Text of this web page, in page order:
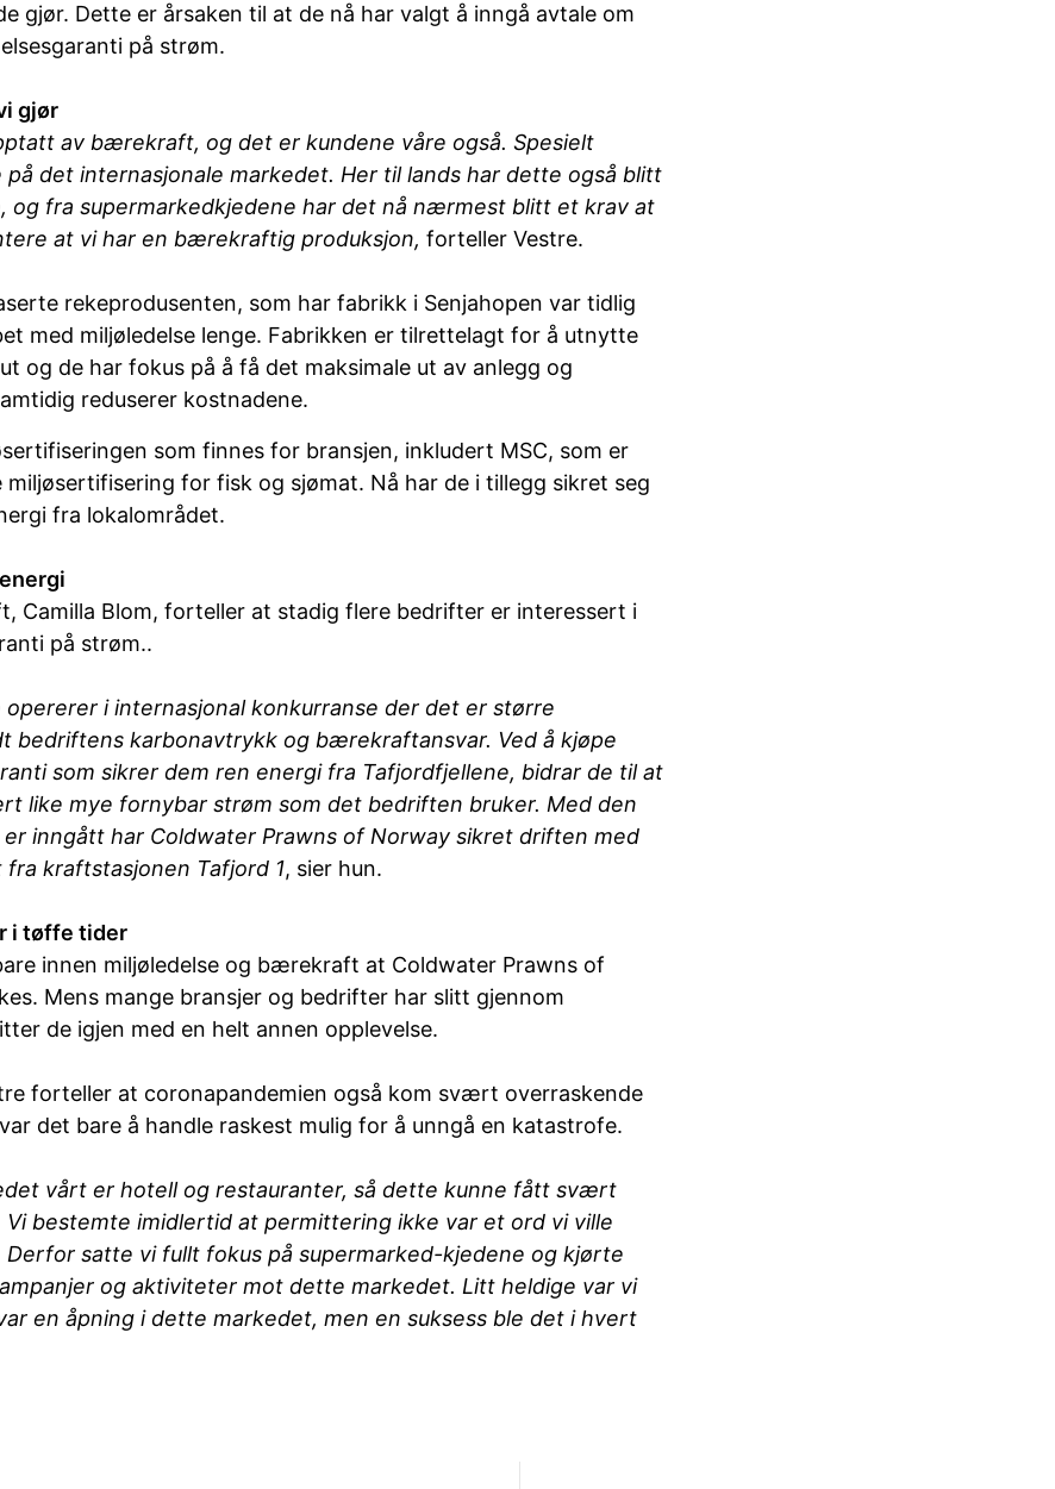
gjør. Dette er årsaken til at de nå har valgt å inngå avtale om
på strøm.
gjør
av bærekraft, og det er kundene våre også. Spesielt
det internasjonale markedet. Her til lands har dette også blitt
og fra supermarkedkjedene har det nå nærmest blitt et krav at
at vi har en bærekraftig produksjon, forteller Vestre.
rekeprodusenten, som har fabrikk i Senjahopen var tidlig
med miljøledelse lenge. Fabrikken er tilrettelagt for å utnytte
og de har fokus på å få det maksimale ut av anlegg og
reduserer kostnadene.
som finnes for bransjen, inkludert MSC, som er
for fisk og sjømat. Nå har de i tillegg sikret seg
fra lokalområdet.
Camilla Blom, forteller at stadig flere bedrifter er interessert i
på strøm..
opererer i internasjonal konkurranse der det er større
bedriftens karbonavtrykk og bærekraftansvar. Ved å kjøpe
som sikrer dem ren energi fra Tafjordfjellene, bidrar de til at
like mye fornybar strøm som det bedriften bruker. Med den
er inngått har Coldwater Prawns of Norway sikret driften med
fra kraftstasjonen Tafjord 1, sier hun.
i tøffe tider
innen miljøledelse og bærekraft at Coldwater Prawns of
Mens mange bransjer og bedrifter har slitt gjennom
de igjen med en helt annen opplevelse.
forteller at coronapandemien også kom svært overraskende
det bare å handle raskest mulig for å unngå en katastrofe.
vårt er hotell og restauranter, så dette kunne fått svært
Vi bestemte imidlertid at permittering ikke var et ord vi ville
Derfor satte vi fullt fokus på supermarked-kjedene og kjørte
og aktiviteter mot dette markedet. Litt heldige var vi
en åpning i dette markedet, men en suksess ble det i hvert